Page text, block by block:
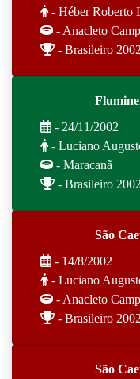
- Héber Roberto
- Anacleto
- Brasileiro 2002
- 24/11/2002
- Luciano
- Maracanã
- Brasileiro 2002
São
- 14/8/2002
- Luciano
- Anacleto
- Brasileiro 2002
São